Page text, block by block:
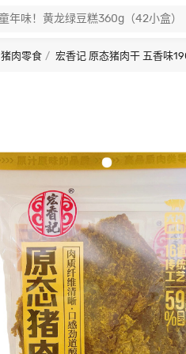
猪肉零食 宏香记 原态猪肉干 五香味